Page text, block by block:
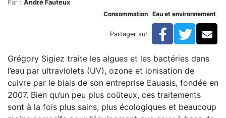
Articles
Traitements d’eau écologiques pour piscines et spas
Par : André Fauteux
Consommation
Eau et environnement
Partager sur Facebook
Grégory Sigiez traite les algues et les bactéries dans
l’eau par ultraviolets (UV), ozone et ionisation de
cuivre par le biais de son entreprise Eauasis, fondée en
2007. Bien qu’un peu plus coûteux, ces traitements
sont à la fois plus sains, plus écologiques et beaucoup